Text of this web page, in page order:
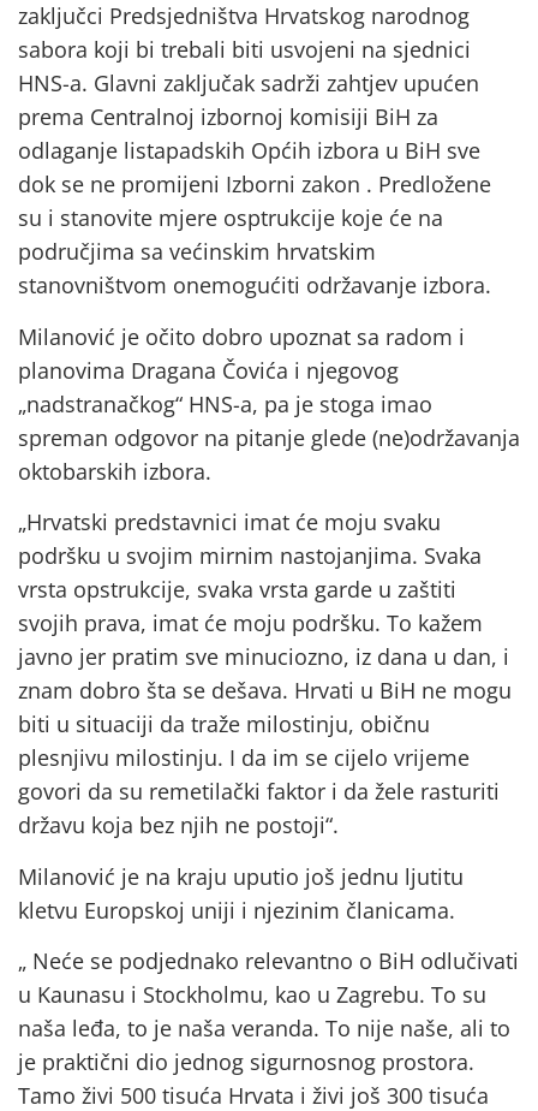
zaključci Predsjedništva Hrvatskog narodnog
sabora koji bi trebali biti usvojeni na sjednici
HNS-a. Glavni zaključak sadrži zahtjev upućen
prema Centralnoj izbornoj komisiji BiH za
odlaganje listapadskih Općih izbora u BiH sve
dok se ne promijeni Izborni zakon . Predložene
su i stanovite mjere osptrukcije koje će na
područjima sa većinskim hrvatskim
stanovništvom onemogućiti održavanje izbora.
Milanović je očito dobro upoznat sa radom i
planovima Dragana Čovića i njegovog
„nadstranačkog“ HNS-a, pa je stoga imao
spreman odgovor na pitanje glede (ne)održavanja
oktobarskih izbora.
„Hrvatski predstavnici imat će moju svaku
podršku u svojim mirnim nastojanjima. Svaka
vrsta opstrukcije, svaka vrsta garde u zaštiti
svojih prava, imat će moju podršku. To kažem
javno jer pratim sve minuciozno, iz dana u dan, i
znam dobro šta se dešava. Hrvati u BiH ne mogu
biti u situaciji da traže milostinju, običnu
plesnjivu milostinju. I da im se cijelo vrijeme
govori da su remetilački faktor i da žele rasturiti
državu koja bez njih ne postoji“.
Milanović je na kraju uputio još jednu ljutitu
kletvu Europskoj uniji i njezinim članicama.
„ Neće se podjednako relevantno o BiH odlučivati
​​u Kaunasu i Stockholmu, kao u Zagrebu. To su
naša leđa, to je naša veranda. To nije naše, ali to
je praktični dio jednog sigurnosnog prostora.
Tamo živi 500 tisuća Hrvata i živi još 300 tisuća